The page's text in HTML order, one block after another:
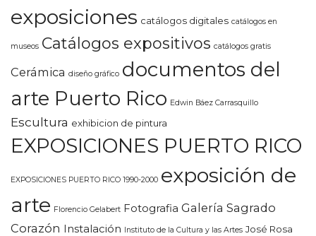
exposiciones catálogos digitales catálogos en
museos Catálogos expositivos catálogos gratis
Cerámica diseño gráfico documentos del
arte Puerto Rico Edwin Báez Carrasquillo
Escultura exhibicion de pintura
EXPOSICIONES PUERTO RICO
EXPOSICIONES PUERTO RICO 1990-2000 exposición de
arte Florencio Gelabert Fotografia Galería Sagrado
Corazón Instalación Instituto de la Cultura y las Artes José Rosa